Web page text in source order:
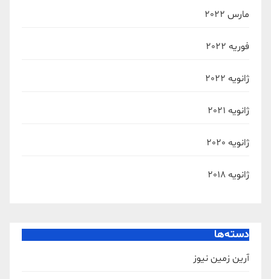
مارس 2022
فوریه 2022
ژانویه 2022
ژانویه 2021
ژانویه 2020
ژانویه 2018
دسته‌ها
آرین زمین نیوز